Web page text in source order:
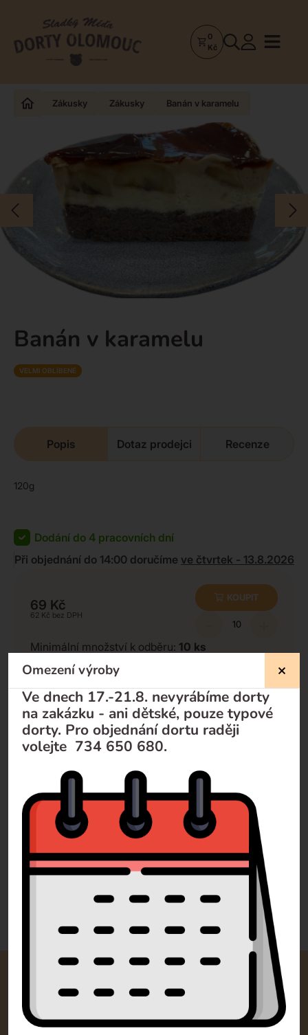
Dorty
Zakázkové
cukrárna
0
Kč
Zákusky Zákusky Banán v karamelu
Banán v karamelu
VELMI OBLÍBENÉ
Popis Dotaz prodejci Recenze
120g
Dodání do 4 pracovních dní
Při objednání do 14:00 doručíme ve čtvrtek - 13.8.2026
69 Kč
62 Kč
KOUPIT
Minimální množství k odběru: 10 ks
Nevíte si rady?
Pomůžeme Vám
Volejte
+420 732 729 300
Pište
info@dorty-olomouc.cz
Omezení výroby
Ve dnech 17.-21.8. nevyrábíme dorty
na zakázku - ani dětské, pouze typové
dorty. Pro objednání dortu raději
volejte 734 650 680.